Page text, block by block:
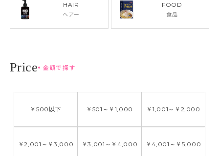
HAIR
ヘアー
FOOD
食品
金額で探す
￥500 以下 ￥501 ～ ￥1,000 ￥1,001 ～ ￥2,000
￥2,001 ～ ￥3,000 ￥3,001 ～ ￥4,000 ￥4,001 ～ ￥5,000